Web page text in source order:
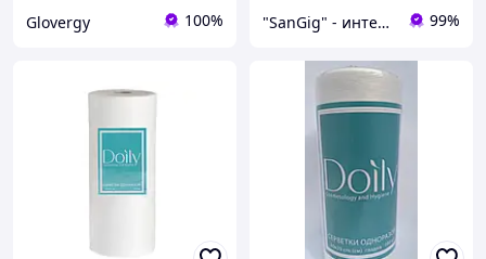
Glovergy 100% "SanGig" - интернет-магазин 99%